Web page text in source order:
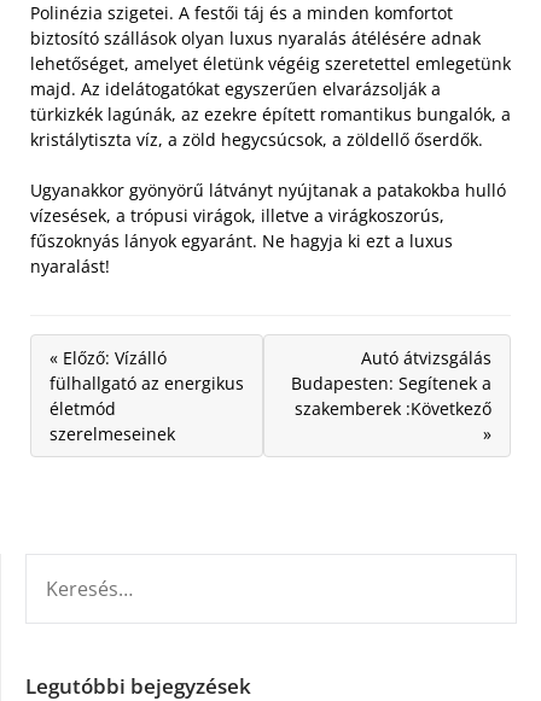
Polinézia szigetei. A festői táj és a minden komfortot
biztosító szállások olyan luxus nyaralás átélésére adnak
lehetőséget, amelyet életünk végéig szeretettel emlegetünk
majd. Az idelátogatókat egyszerűen elvarázsolják a
türkizkék lagúnák, az ezekre épített romantikus bungalók, a
kristálytiszta víz, a zöld hegycsúcsok, a zöldellő őserdők.
Ugyanakkor gyönyörű látványt nyújtanak a patakokba hulló
vízesések, a trópusi virágok, illetve a virágkoszorús,
fűszoknyás lányok egyaránt. Ne hagyja ki ezt a luxus
nyaralást!
« Előző: Vízálló
fülhallgató az energikus
életmód
szerelmeseinek
Autó átvizsgálás
Budapesten: Segítenek a
szakemberek :Következő
»
Legutóbbi bejegyzések